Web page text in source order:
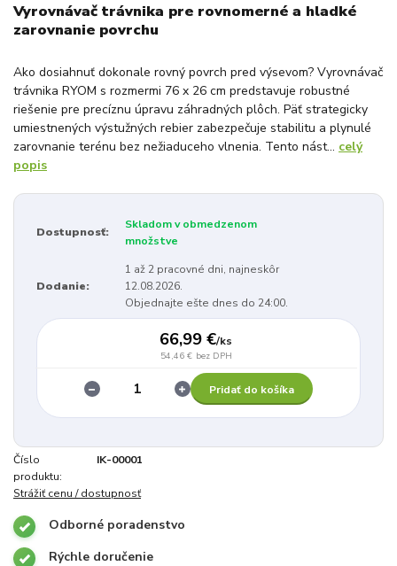
Vyrovnávač trávnika pre rovnomerné a hladké
zarovnanie povrchu
Ako dosiahnuť dokonale rovný povrch pred výsevom? Vyrovnávač
trávnika RYOM s rozmermi 76 x 26 cm predstavuje robustné
riešenie pre precíznu úpravu záhradných plôch. Päť strategicky
umiestnených výstužných rebier zabezpečuje stabilitu a plynulé
zarovnanie terénu bez nežiaduceho vlnenia. Tento nást... celý
popis
Dostupnosť:
Skladom v obmedzenom
množstve
Dodanie:
1 až 2 pracovné dni, najneskôr
12.08.2026.
Objednajte ešte dnes do 24:00.
66,99 €/ks
54,46 € bez DPH
Pridať do košíka
Číslo
produktu:
IK-00001
Strážiť cenu / dostupnosť
Odborné poradenstvo
Rýchle doručenie